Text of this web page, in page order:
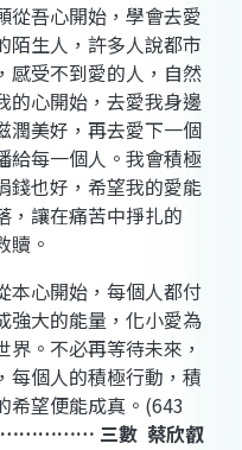
從吾心開始，學會去愛
陌生人，許多人說都市
感受不到愛的人，自然
的心開始，去愛我身邊
潤美好，再去愛下一個
給每一個人。我會積極
錢也好，希望我的愛能
，讓在痛苦中掙扎的
贖。
本心開始，每個人都付
強大的能量，化小愛為
。不必再等待未來，
每個人的積極行動，積
希望便能成真。 (643
三數 蔡欣叡